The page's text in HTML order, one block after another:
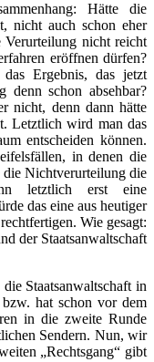
Hätte die
nicht auch schon eher
Verurteilung nicht reicht
eröffnen dürfen?
Ergebnis, das jetzt
schon absehbar?
nicht, denn dann hätte
Letztlich wird man das
entscheiden können.
in denen die
Nichtverurteilung die
letztlich erst eine
das eine aus heutiger
Wie gesagt:
der Staatsanwaltschaft
Staatsanwaltschaft in
hat schon vor dem
in die zweite Runde
Sendern. Nun, wir
„Rechtsgang“ gibt